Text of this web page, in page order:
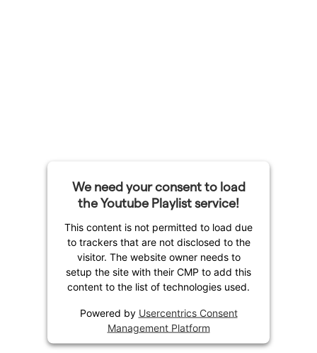
We need your consent to load
the Youtube Playlist service!
This content is not permitted to load due
to trackers that are not disclosed to the
visitor. The website owner needs to
setup the site with their CMP to add this
content to the list of technologies used.
Powered by Usercentrics Consent
Management Platform